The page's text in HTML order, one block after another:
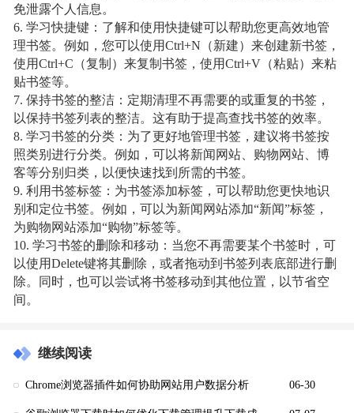
免泄露个人信息。
6. 学习快捷键：了解和使用快捷键可以帮助您更高效地管
理书签。例如，您可以使用Ctrl+N（新建）来创建新书签，
使用Ctrl+C（复制）来复制书签，使用Ctrl+V（粘贴）来粘
贴书签等。
7. 保持书签的整洁：定期清理不再需要的或重复的书签，
以保持书签列表的整洁。这有助于提高查找书签的效率。
8. 学习书签的分类：为了更好地管理书签，建议将书签按
照类别进行分类。例如，可以将新闻网站、购物网站、博
客等分别归类，以便快速找到所需的书签。
9. 利用书签标签：为书签添加标签，可以帮助您更快地识
别和定位书签。例如，可以为新闻网站添加“新闻”标签，
为购物网站添加“购物”标签等。
10. 学习书签的删除和移动：当您不再需要某个书签时，可
以使用Delete键将其删除，或者拖动到书签列表底部进行删
除。同时，也可以尝试将书签移动到其他位置，以节省空
间。
继续阅读
Chrome浏览器插件如何协助网站用户数据分析 06-30